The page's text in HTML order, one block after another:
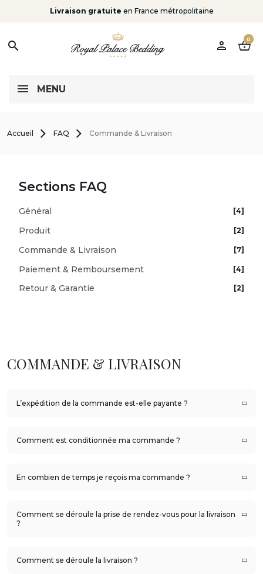
Livraison gratuiteen France métropolitaine
search person shopping_basket
0
MENU
Accueil FAQ Commande & Livraison
Sections FAQ
Général [4]
Produit [2]
Commande & Livraison [7]
Paiement & Remboursement [4]
Retour & Garantie [2]
COMMANDE & LIVRAISON
L’expédition de la commande est-elle payante ?
Comment est conditionnée ma commande ?
En combien de temps je reçois ma commande ?
Comment se déroule la prise de rendez-vous pour la livraison
?
Comment se déroule la livraison ?